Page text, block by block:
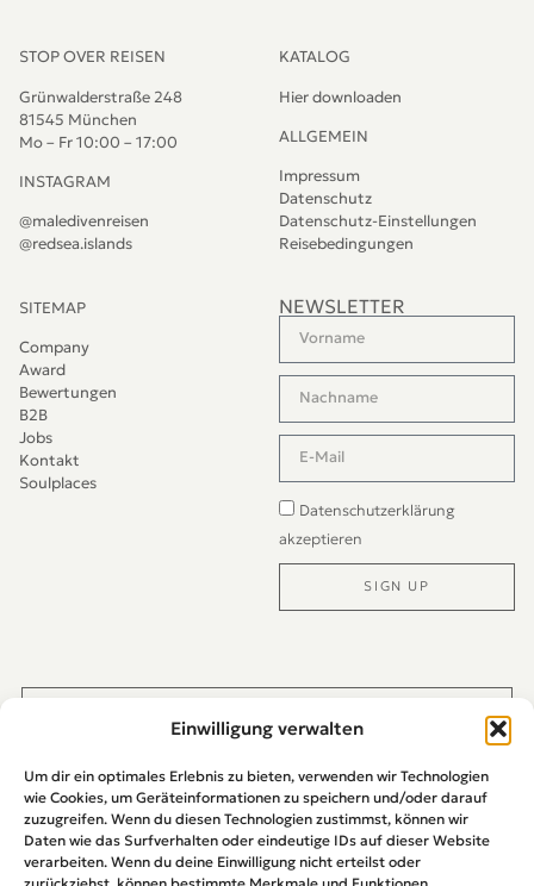
Einwilligung verwalten
Um dir ein optimales Erlebnis zu bieten, verwenden wir Technologien
wie Cookies, um Geräteinformationen zu speichern und/oder darauf
zuzugreifen. Wenn du diesen Technologien zustimmst, können wir
Daten wie das Surfverhalten oder eindeutige IDs auf dieser Website
verarbeiten. Wenn du deine Einwilligung nicht erteilst oder
STOP OVER REISEN
Grünwalderstraße 248
81545 München
Mo – Fr 10:00 – 17:00
INSTAGRAM
@maledivenreisen
@redsea.islands
KATALOG
Hier downloaden
ALLGEMEIN
Impressum
Datenschutz
Datenschutz-Einstellungen
Reisebedingungen
SITEMAP
Company
Award
Bewertungen
B2B
Jobs
Kontakt
Soulplaces
NEWSLETTER
Datenschutzerklärung
akzeptieren
SIGN UP